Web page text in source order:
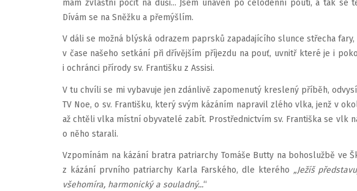
mám zvláštní pocit na duši... Jsem unaven po celodenní pouti, a tak se
Dívám se na Sněžku a přemýšlím.
V dáli se možná blýská odrazem paprsků zapadajícího slunce střecha
v čase našeho setkání při dřívějším příjezdu na pouť, uvnitř které je i
i ochránci přírody sv. Františku z Assisi.
V tu chvíli se mi vybavuje jen zdánlivě zapomenutý kreslený příběh,
TV Noe, o sv. Františku, který svým kázáním napravil zlého vlka, jenž v
až chtěli vlka místní obyvatelé zabít. Prostřednictvím sv. Františka se vlk
o něho starali.
Vzpomínám na kázání bratra patriarchy Tomáše Butty na bohoslužbě ve
z kázání prvního patriarchy Karla Farského, dle kterého „Ježíš
všehomíra, harmonický a souladný...“